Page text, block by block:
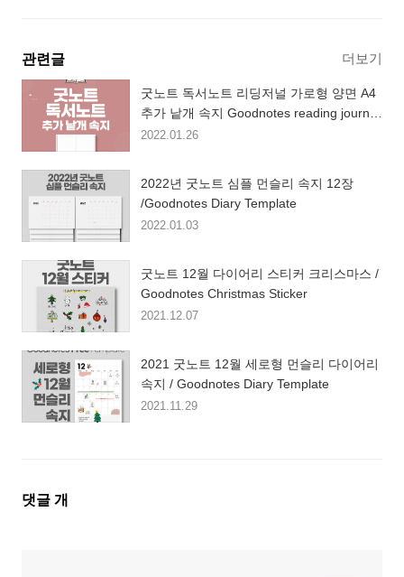
관련글 더보기
굿노트 독서노트 리딩저널 가로형 양면 A4
추가 낱개 속지 Goodnotes reading journal
template
2022.01.26
2022년 굿노트 심플 먼슬리 속지 12장
/Goodnotes Diary Template
2022.01.03
굿노트 12월 다이어리 스티커 크리스마스 /
Goodnotes Christmas Sticker
2021.12.07
2021 굿노트 12월 세로형 먼슬리 다이어리
속지 / Goodnotes Diary Template
2021.11.29
댓
댓글 개